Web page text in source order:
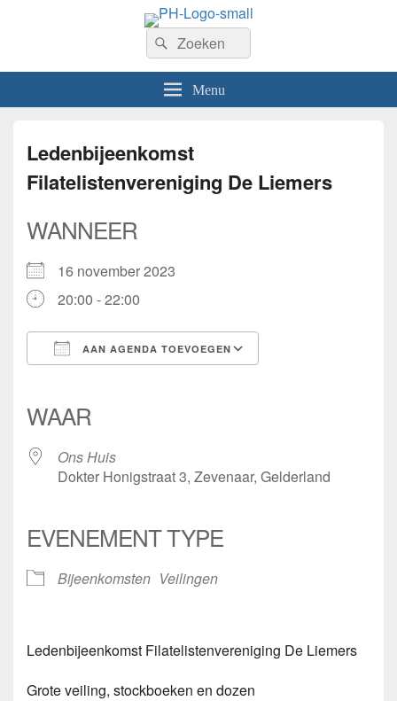
Welkom op de website van Postzegelvereniging PhilaHanze.
Zoeken
naar:
Zoeken
Menu
Ledenbijeenkomst
Filatelistenvereniging De Liemers
WANNEER
16 november 2023
20:00 - 22:00
AAN AGENDA TOEVOEGEN
WAAR
Ons Huis
Dokter Honigstraat 3, Zevenaar, Gelderland
EVENEMENT TYPE
Bijeenkomsten Veilingen
Ledenbijeenkomst Filatelistenvereniging De Liemers
Grote veiling, stockboeken en dozen